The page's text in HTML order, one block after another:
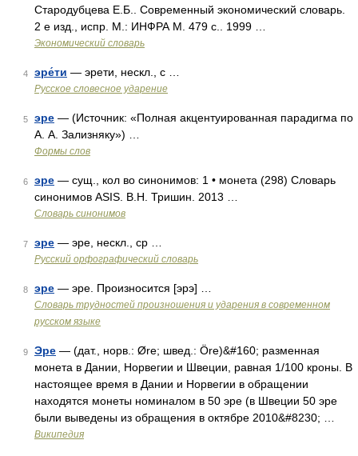
Стародубцева Е.Б.. Современный экономический словарь.
2 е изд., испр. М.: ИНФРА М. 479 с.. 1999 …
Экономический словарь
4 эре́ти — эрети, нескл., с …
Русское словесное ударение
5 эре — (Источник: «Полная акцентуированная парадигма по
А. А. Зализняку») …
Формы слов
6 эре — сущ., кол во синонимов: 1 • монета (298) Словарь
синонимов ASIS. В.Н. Тришин. 2013 …
Словарь синонимов
7 эре — эре, нескл., ср …
Русский орфографический словарь
8 эре — эре. Произносится [эрэ] …
Словарь трудностей произношения и ударения в современном
русском языке
9 Эре — (дат., норв.: Øre; швед.: Öre)&#160; разменная
монета в Дании, Норвегии и Швеции, равная 1/100 кроны. В
настоящее время в Дании и Норвегии в обращении
находятся монеты номиналом в 50 эре (в Швеции 50 эре
были выведены из обращения в октябре 2010&#8230; …
Википедия